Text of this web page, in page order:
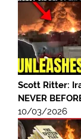
Scott Ritter:
NEVER
10/03/2026